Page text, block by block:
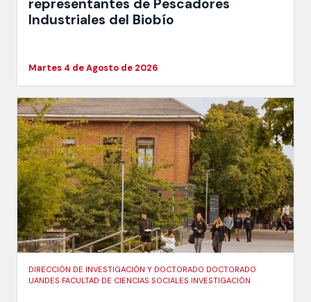
representantes de Pescadores
Industriales del Biobío
Martes 4 de Agosto de 2026
DIRECCIÓN DE INVESTIGACIÓN Y DOCTORADO DOCTORADO
UANDES FACULTAD DE CIENCIAS SOCIALES INVESTIGACIÓN